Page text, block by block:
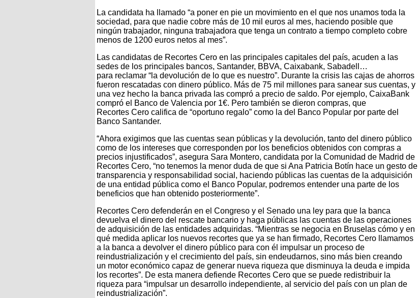
La candidata ha llamado “a poner en pie un movimiento en el que nos unamos toda la
sociedad, para que nadie cobre más de 10 mil euros al mes, haciendo posible que
ningún trabajador, ninguna trabajadora que tenga un contrato a tiempo completo cobre
menos de 1200 euros netos al mes”.
Las candidatas de Recortes Cero en las principales capitales del país, acuden a las
sedes de los principales bancos, Santander, BBVA, Caixabank, Sabadell…
para reclamar “la devolución de lo que es nuestro”. Durante la crisis las cajas de ahorros
fueron rescatadas con dinero público. Más de 75 mil millones para sanear sus cuentas, y
una vez hecho la banca privada las compró a precio de saldo. Por ejemplo, CaixaBank
compró el Banco de Valencia por 1€. Pero también se dieron compras, que
Recortes Cero califica de “oportuno regalo” como la del Banco Popular por parte del
Banco Santander.
“Ahora exigimos que las cuentas sean públicas y la devolución, tanto del dinero público
como de los intereses que corresponden por los beneficios obtenidos con compras a
precios injustificados”, asegura Sara Montero, candidata por la Comunidad de Madrid de
Recortes Cero, “no tenemos la menor duda de que si Ana Patricia Botín hace un gesto de
transparencia y responsabilidad social, haciendo públicas las cuentas de la adquisición
de una entidad pública como el Banco Popular, podremos entender una parte de los
beneficios que han obtenido posteriormente”.
Recortes Cero defenderán en el Congreso y el Senado una ley para que la banca
devuelva el dinero del rescate bancario y haga públicas las cuentas de las operaciones
de adquisición de las entidades adquiridas. “Mientras se negocia en Bruselas cómo y en
qué medida aplicar los nuevos recortes que ya se han firmado, Recortes Cero llamamos
a la banca a devolver el dinero público para con él impulsar un proceso de
reindustrialización y el crecimiento del país, sin endeudarnos, sino más bien creando
un motor económico capaz de generar nueva riqueza que disminuya la deuda e impida
los recortes”. De esta manera defiende Recortes Cero que se puede redistribuir la
riqueza para “impulsar un desarrollo independiente, al servicio del país con un plan de
reindustrialización”.